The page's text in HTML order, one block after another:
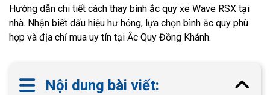
Hướng dẫn chi tiết cách thay bình ắc quy xe Wave RSX tại
nhà. Nhận biết dấu hiệu hư hỏng, lựa chọn bình ắc quy phù
hợp và địa chỉ mua uy tín tại Ắc Quy Đồng Khánh.
Nội dung bài viết: